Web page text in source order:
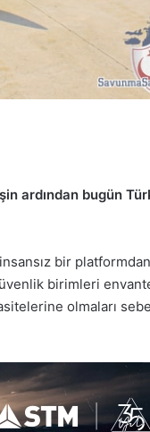
ardından bugün
bir
birimleri
olmaları